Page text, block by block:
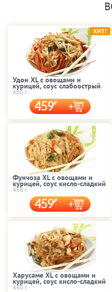
Удон XL с овощами и
курицей, соус слабоострый
460 г.
459
ХИТ!
Фунчоза XL с овощами и
курицей, соус кисло-сладкий
460 г.
459
Харусаме XL с овощами и
курицей, соус кисло-сладкий
460 г.